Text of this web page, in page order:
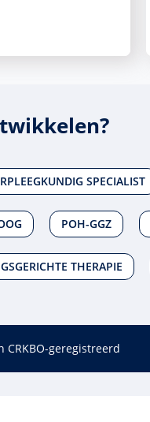
SPECIALIST
POH-GGZ
THERAPIE
CRKBO-geregistreerd